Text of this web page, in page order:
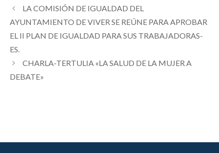
LA COMISIÓN DE IGUALDAD DEL
AYUNTAMIENTO DE VIVER SE REÚNE PARA APROBAR
EL II PLAN DE IGUALDAD PARA SUS TRABAJADORAS-
ES.
CHARLA-TERTULIA «LA SALUD DE LA MUJER A
DEBATE»